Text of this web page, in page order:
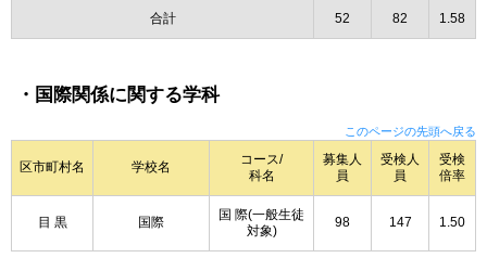
合計 52 82 1.58
・国際関係に関する学科
このページの先頭へ戻る
区市町村名 学校名
コース/
科名
募集人
員
受検人
員
受検
倍率
目 黒 国際
国 際(一般生徒
対象)
98 147 1.50